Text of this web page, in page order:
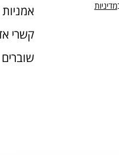
מדיניות
קשרי
שוברים